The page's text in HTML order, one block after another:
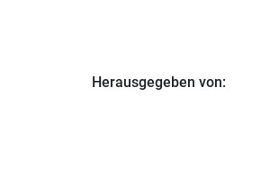
Herausgegeben von: